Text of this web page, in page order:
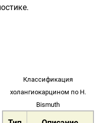
Классификация
холангиокарцином по H.
Bismuth